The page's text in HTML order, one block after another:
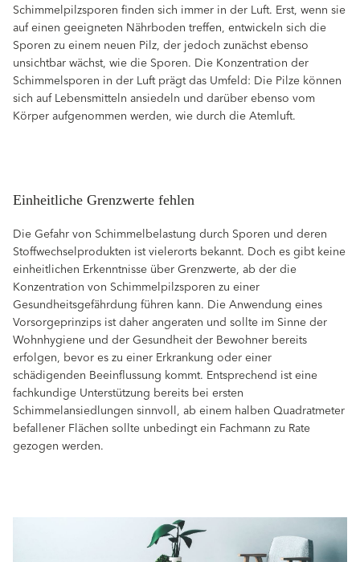
Schimmelpilzsporen finden sich immer in der Luft. Erst, wenn sie
auf einen geeigneten Nährboden treffen, entwickeln sich die
Sporen zu einem neuen Pilz, der jedoch zunächst ebenso
unsichtbar wächst, wie die Sporen. Die Konzentration der
Schimmelsporen in der Luft prägt das Umfeld: Die Pilze können
sich auf Lebensmitteln ansiedeln und darüber ebenso vom
Körper aufgenommen werden, wie durch die Atemluft.
Einheitliche Grenzwerte fehlen
Die Gefahr von Schimmelbelastung durch Sporen und deren
Stoffwechselprodukten ist vielerorts bekannt. Doch es gibt keine
einheitlichen Erkenntnisse über Grenzwerte, ab der die
Konzentration von Schimmelpilzsporen zu einer
Gesundheitsgefährdung führen kann. Die Anwendung eines
Vorsorgeprinzips ist daher angeraten und sollte im Sinne der
Wohnhygiene und der Gesundheit der Bewohner bereits
erfolgen, bevor es zu einer Erkrankung oder einer
schädigenden Beeinflussung kommt. Entsprechend ist eine
fachkundige Unterstützung bereits bei ersten
Schimmelansiedlungen sinnvoll, ab einem halben Quadratmeter
befallener Flächen sollte unbedingt ein Fachmann zu Rate
gezogen werden.